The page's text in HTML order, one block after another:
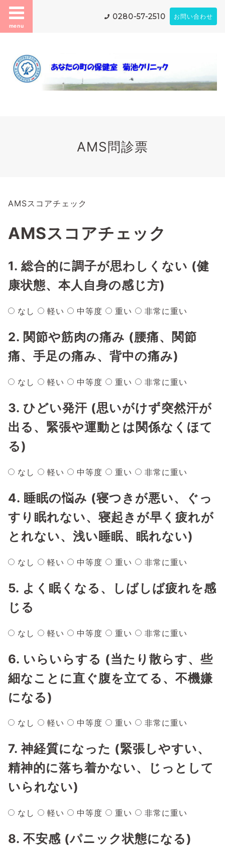
menu
0280-57-2510 お問い合わせ
AMS問診票
AMSスコアチェック
AMSスコアチェック
1. 総合的に調子が思わしくない (健
康状態、本人自身の感じ方)
なし 軽い 中等度 重い 非常に重い
2. 関節や筋肉の痛み (腰痛、関節
痛、手足の痛み、背中の痛み)
なし 軽い 中等度 重い 非常に重い
3. ひどい発汗 (思いがけず突然汗が
出る、緊張や運動とは関係なくほて
る)
なし 軽い 中等度 重い 非常に重い
4. 睡眠の悩み (寝つきが悪い、ぐっ
すり眠れない、寝起きが早く疲れが
とれない、浅い睡眠、眠れない)
なし 軽い 中等度 重い 非常に重い
5. よく眠くなる、しばしば疲れを感
じる
なし 軽い 中等度 重い 非常に重い
6. いらいらする (当たり散らす、些
細なことに直ぐ腹を立てる、不機嫌
になる)
なし 軽い 中等度 重い 非常に重い
7. 神経質になった (緊張しやすい、
精神的に落ち着かない、じっとして
いられない)
なし 軽い 中等度 重い 非常に重い
8. 不安感 (パニック状態になる)